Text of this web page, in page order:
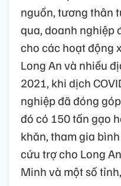
nguồn, tương thân
qua, doanh nghiệp
cho các hoạt động
Long An và nhiều
2021, khi dịch
nghiệp đã đóng
đó có 150 tấn gạo
khăn, tham gia
cứu trợ cho Long
Minh và một số